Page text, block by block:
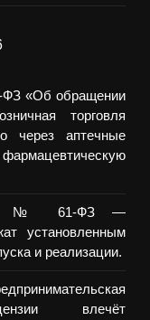
ФЗ «Об обращении
торговля
через аптечные
№ 61-ФЗ —
установленным
и реализации.
влечёт